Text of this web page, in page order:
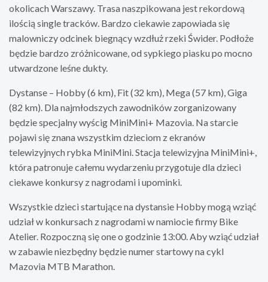
okolicach Warszawy. Trasa naszpikowana jest rekordową
ilością single tracków. Bardzo ciekawie zapowiada się
malowniczy odcinek biegnący wzdłuż rzeki Świder. Podłoże
będzie bardzo zróżnicowane, od sypkiego piasku po mocno
utwardzone leśne dukty.
Dystanse – Hobby (6 km), Fit (32 km), Mega (57 km), Giga
(82 km). Dla najmłodszych zawodników zorganizowany
będzie specjalny wyścig MiniMini+ Mazovia. Na starcie
pojawi się znana wszystkim dzieciom z ekranów
telewizyjnych rybka MiniMini. Stacja telewizyjna MiniMini+,
która patronuje całemu wydarzeniu przygotuje dla dzieci
ciekawe konkursy z nagrodami i upominki.
Wszystkie dzieci startujące na dystansie Hobby mogą wziąć
udział w konkursach z nagrodami w namiocie firmy Bike
Atelier. Rozpoczną się one o godzinie 13:00. Aby wziąć udział
w zabawie niezbędny będzie numer startowy na cykl
Mazovia MTB Marathon.